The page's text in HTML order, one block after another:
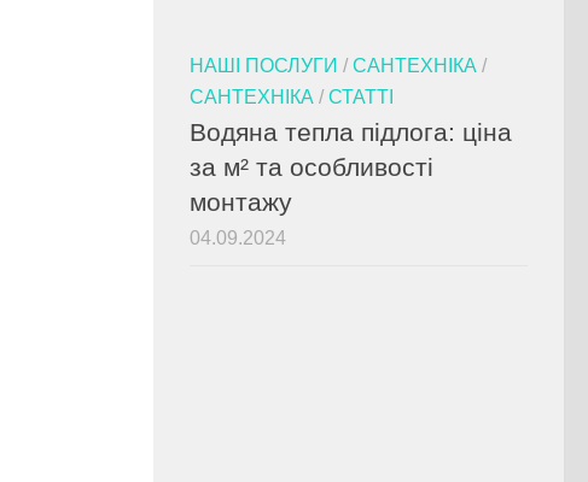
НАШІ ПОСЛУГИ / САНТЕХНІКА /
САНТЕХНІКА / СТАТТІ
Водяна тепла підлога: ціна
за м² та особливості
монтажу
04.09.2024